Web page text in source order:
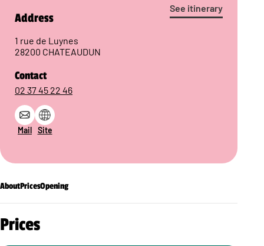
See itinerary
Address
1 rue de Luynes
28200 CHATEAUDUN
Contact
02 37 45 22 46
Mail Site
AboutPricesOpening
Prices